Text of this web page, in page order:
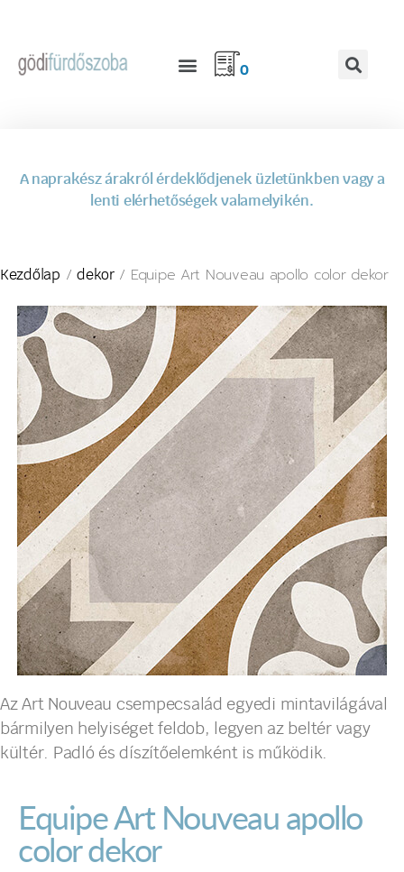
0
A naprakész árakról érdeklődjenek üzletünkben vagy a
lenti elérhetőségek valamelyikén.
Kezdőlap /dekor/ Equipe Art Nouveau apollo color dekor
Az Art Nouveau csempecsalád egyedi mintavilágával
bármilyen helyiséget feldob, legyen az beltér vagy
kültér. Padló és díszítőelemként is működik.
Equipe Art Nouveau apollo
color dekor